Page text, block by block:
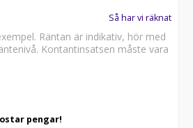
Så har vi räknat
Räntan är indikativ, hör med
Kontantinsatsen måste vara
pengar!